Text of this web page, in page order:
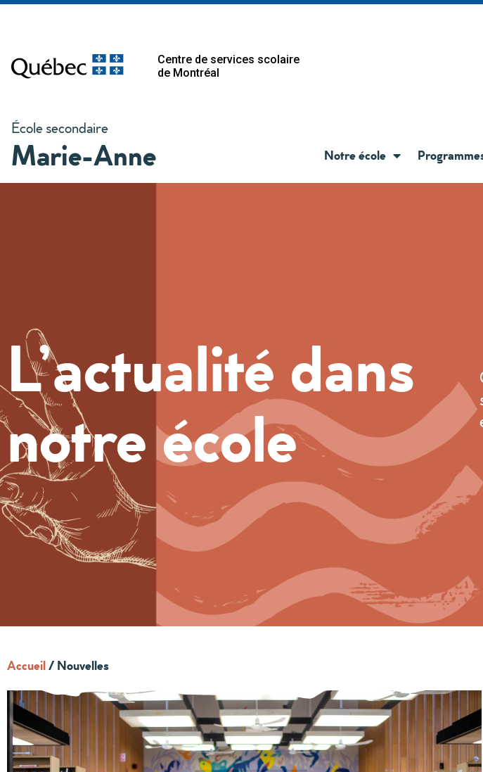
Centre de services scolaire
de Montréal
École secondaire
Marie-Anne Notre école
L’actualité dans
notre école
Accueil/Nouvelles